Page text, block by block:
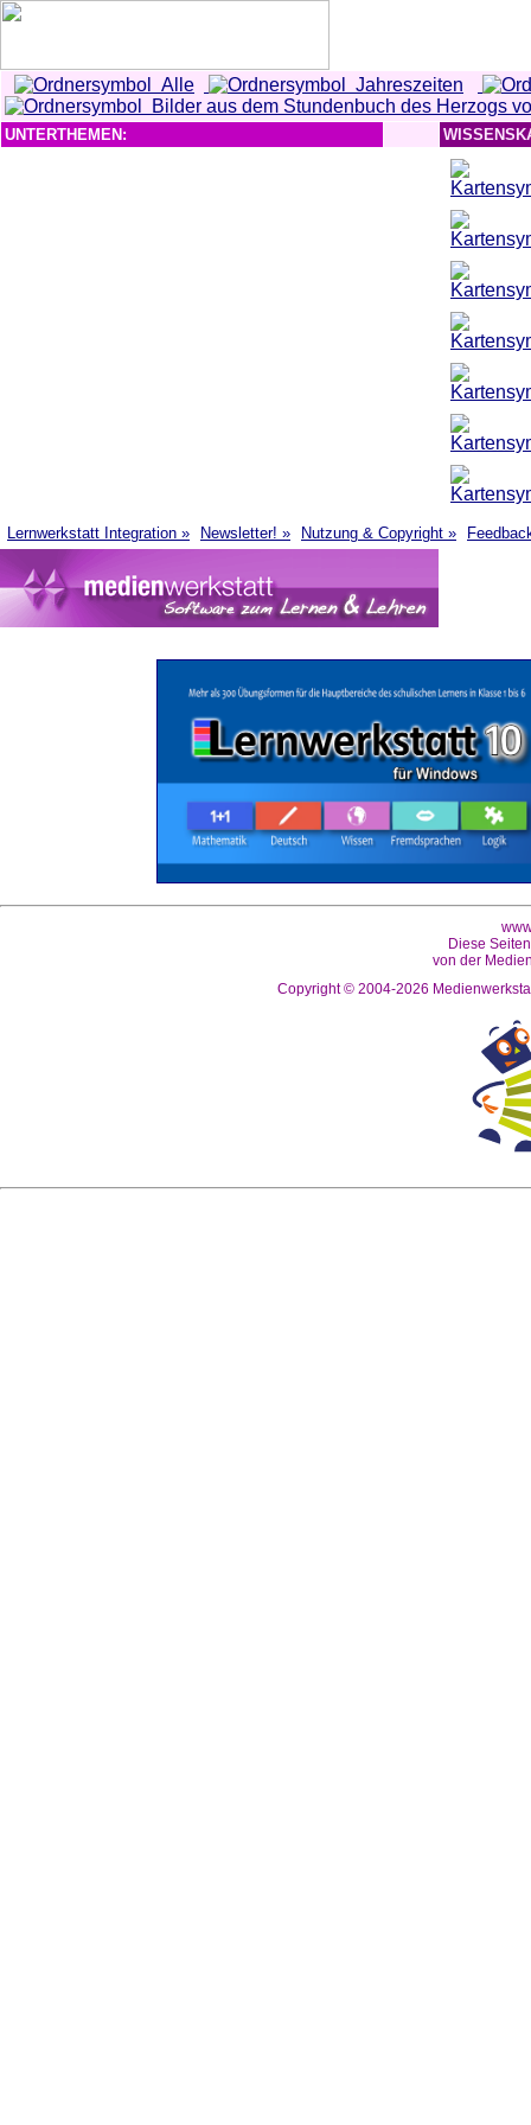
Alle
Jahreszeiten
Bilder aus dem Stundenbuch des Herzogs
UNTERTHEMEN:
Lernwerkstatt Integration » Newsletter! » Nutzung & Copyright »
Diese
von der
Copyright © 2004-2026